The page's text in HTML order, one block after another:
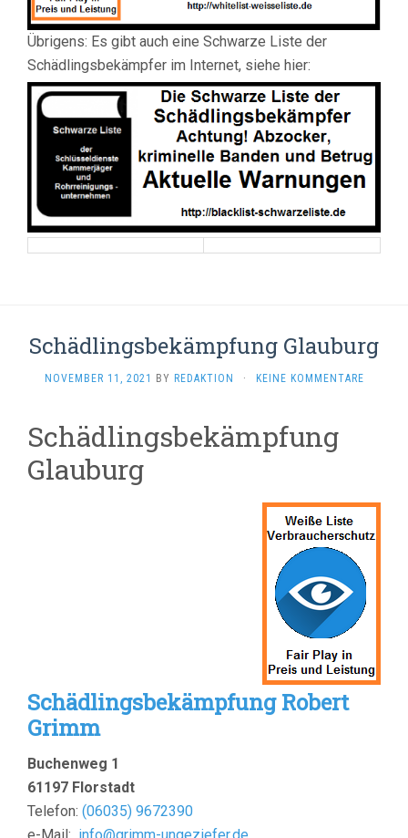
Übrigens: Es gibt auch eine Schwarze Liste der
Schädlingsbekämpfer im Internet, siehe hier:
Schädlingsbekämpfung Glauburg
NOVEMBER 11, 2021 BY REDAKTION · KEINE KOMMENTARE
Schädlingsbekämpfung
Glauburg
Schädlingsbekämpfung Robert
Grimm
Buchenweg 1
61197 Florstadt
Telefon: (06035) 9672390